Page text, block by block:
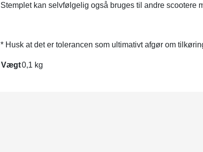
Stemplet kan selvfølgelig også bruges til andre scootere
* Husk at det er tolerancen som ultimativt afgør om
Vægt0,1 kg